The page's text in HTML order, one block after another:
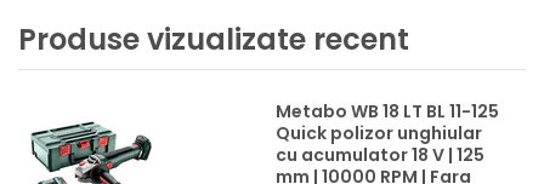
Produse vizualizate recent
Metabo WB 18 LT BL 11-125
Quick polizor unghiular
cu acumulator 18 V | 125
mm | 10000 RPM | Fara